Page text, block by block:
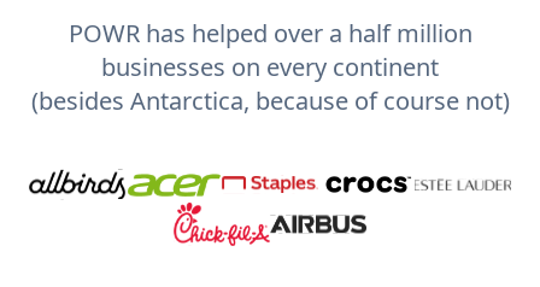
POWR has helped over a half million
businesses on every continent
(besides Antarctica, because of course not)